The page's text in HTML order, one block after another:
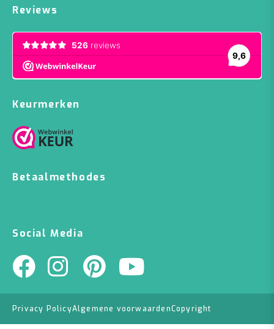
Reviews
Keurmerken
Betaalmethodes
Social Media
Privacy PolicyAlgemene voorwaardenCopyright